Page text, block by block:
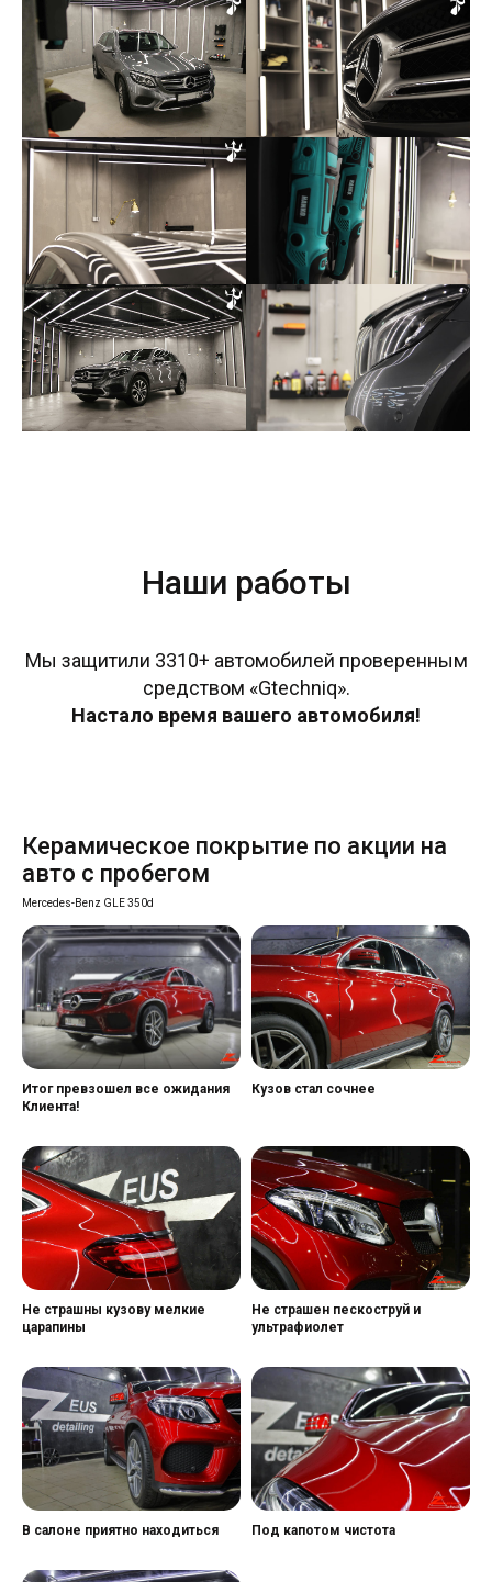
Наши работы
Мы защитили 3310+ автомобилей проверенным
средством «Gtechniq».
Настало время вашего автомобиля!
Керамическое покрытие по акции на
авто с пробегом
Mercedes-Benz GLE 350d
Итог превзошел все ожидания
Клиента!
Кузов стал сочнее
Не страшны кузову мелкие
царапины
Не страшен пескоструй и
ультрафиолет
В салоне приятно находиться Под капотом чистота